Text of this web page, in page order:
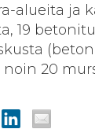
alueita ja
19
20